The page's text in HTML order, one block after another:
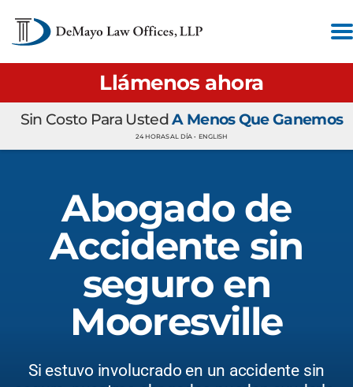
Llámenos ahora
Sin Costo Para UstedA Menos Que Ganemos
24 HORAS AL DÍA • ENGLISH
Abogado de
Accidente sin
seguro en
Mooresville
Si estuvo involucrado en un accidente sin